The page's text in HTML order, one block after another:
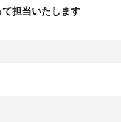
担当いたします